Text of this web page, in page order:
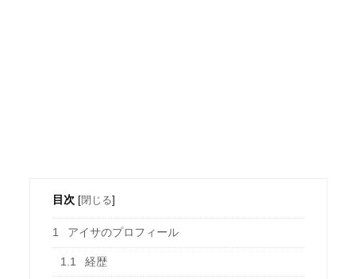
目次 [閉じる]
1 アイサのプロフィール
1.1 経歴